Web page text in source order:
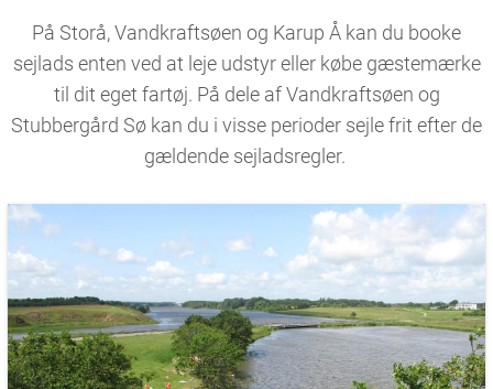
På Storå, Vandkraftsøen og Karup Å kan du booke
sejlads enten ved at leje udstyr eller købe gæstemærke
til dit eget fartøj. På dele af Vandkraftsøen og
Stubbergård Sø kan du i visse perioder sejle frit efter de
gældende sejladsregler.